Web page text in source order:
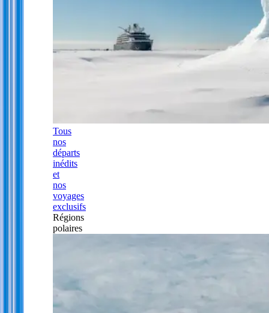
Tous
nos
départs
inédits
et
nos
voyages
exclusifs
Régions
polaires